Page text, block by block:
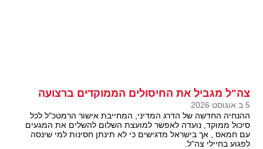
צה"ל מגביל את החיסולים הממוקדים ברצועה
5 ב אוגוסט 2026
ההנחיה החדשה של הדרג המדיני, המחייבת אישור הרמטכ"ל לכל
סיכול ממוקד, נועדה לאפשר למועצת השלום להשלים את המגעים
עם חמאס , אך בישראל מדגישים כי לא תינתן חסינות למי שינסה
לפגוע בחיילי צה"ל.